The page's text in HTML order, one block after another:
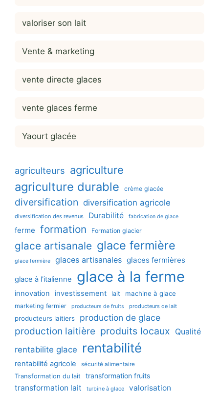
valoriser son lait
Vente & marketing
vente directe glaces
vente glaces ferme
Yaourt glacée
agriculteurs agriculture
agriculture durable crème glacée
diversification diversification agricole
diversification des revenus Durabilité fabrication de glace
ferme formation Formation glacier
glace artisanale glace fermière
glace fermière glaces artisanales glaces fermières
glace à l'italienne glace à la ferme
innovation investissement lait machine à glace
marketing fermier producteurs de fruits producteurs de lait
producteurs laitiers production de glace
production laitière produits locaux Qualité
rentabilite glace
rentabilité
rentabilité agricole sécurité alimentaire
Transformation du lait transformation fruits
transformation lait turbine à glace valorisation